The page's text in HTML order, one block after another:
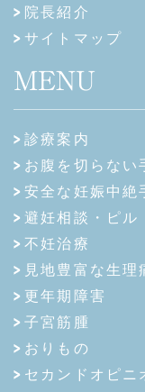
院長紹介
サイトマップ
MENU
診療案内
お腹を切らない
安全な妊娠中絶
避妊相談・ピル
不妊治療
見地豊富な生理
更年期障害
子宮筋腫
おりもの
セカンドオピニ